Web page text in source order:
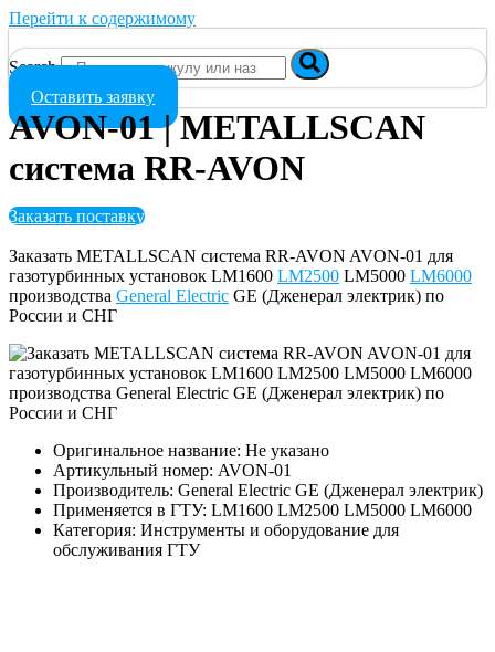
Перейти к содержимому
Search
Оставить заявку
AVON-01 | METALLSCAN
система RR-AVON
Заказать поставку
Заказать METALLSCAN система RR-AVON AVON-01 для
газотурбинных установок LM1600 LM2500 LM5000 LM6000
производства General Electric GE (Дженерал электрик) по
России и СНГ
Оригинальное название: Не указано
Артикульный номер: AVON-01
Производитель: General Electric GE (Дженерал электрик)
Применяется в ГТУ: LM1600 LM2500 LM5000 LM6000
Категория: Инструменты и оборудование для
обслуживания ГТУ